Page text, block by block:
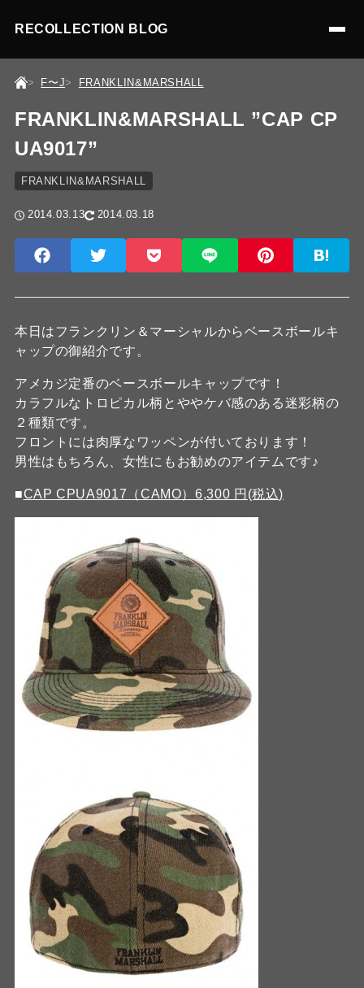
RECOLLECTION BLOG
F〜J FRANKLIN&MARSHALL
FRANKLIN&MARSHALL ”CAP CP
UA9017”
FRANKLIN&MARSHALL
2014.03.13 2014.03.18
本日はフランクリン＆マーシャルからベースボールキ
ャップの御紹介です。
アメカジ定番のベースボールキャップです！
カラフルなトロピカル柄とややケバ感のある迷彩柄の
２種類です。
フロントには肉厚なワッペンが付いております！
男性はもちろん、女性にもお勧めのアイテムです♪
■CAP CPUA9017（CAMO）6,300 円(税込)